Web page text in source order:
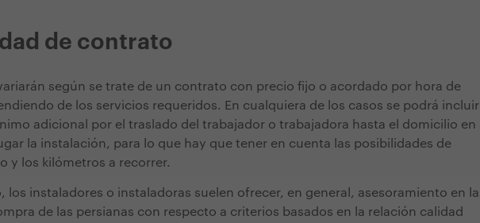
de contrato
según se trate de un contrato con precio fijo o acordado por hora de
de los servicios requeridos. En cualquiera de los casos se podrá incluir
adicional por el traslado del trabajador o trabajadora hasta el domicilio en
la instalación, para lo que hay que tener en cuenta las posibilidades de
y los kilómetros a recorrer.
los instaladores o instaladoras suelen ofrecer, en general, asesoramiento en la
de las persianas con respecto a criterios basados en la relación calidad